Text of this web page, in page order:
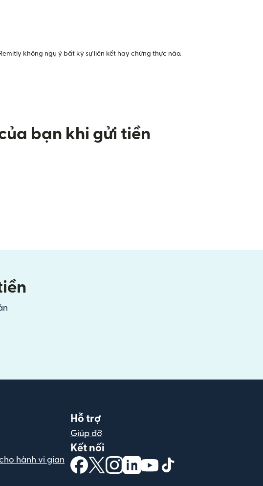
không ngụ ý bất kỳ sự liên kết hay chứng thực nào.
bạn khi gửi tiền
hành vi gian
Hỗ trợ
Giúp đỡ
Kết nối
(mở trong cửa sổ mới)
(mở trong cửa sổ mới)
(mở trong cửa sổ mới)
(mở trong cửa sổ mới)
(mở trong cửa sổ mới)